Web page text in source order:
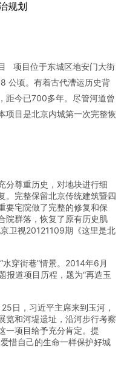
规划
项目位于东城区地安门大街
公顷。有着古代漕运历史背
距今已700多年。尽管河道曾
项目是北京内城第一次完整恢
分尊重历史，对地块进行细
。完整保留北京传统建筑暨四
要宅院做了完整的修复和保
院群落，恢复了原有历史肌
卫视20121109期《这里是北
穿街巷”情景。2014年6月
报道项目历程，题为“再造玉
日，习近平主席来到玉河，
览和河堤遗址，沿河步行考察
一项目给予充分肯定。提
惜自己的生命一样保护好城